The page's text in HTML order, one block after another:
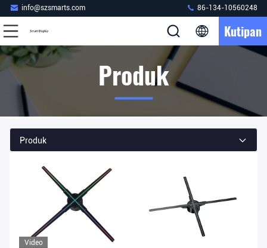
info@szsmarts.com 86-134-10560248
Kutipan
Produk
Produk
Video